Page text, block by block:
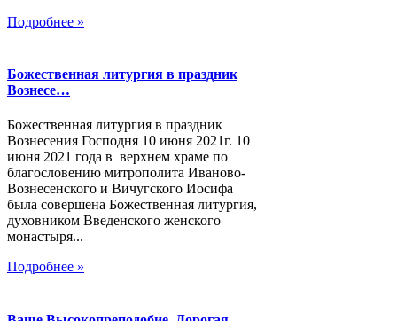
Подробнее »
Божественная литургия в праздник
Вознесе…
Божественная литургия в праздник
Вознесения Господня 10 июня 2021г. 10
июня 2021 года в верхнем храме по
благословению митрополита Иваново-
Вознесенского и Вичугского Иосифа
была совершена Божественная литургия,
духовником Введенского женского
монастыря...
Подробнее »